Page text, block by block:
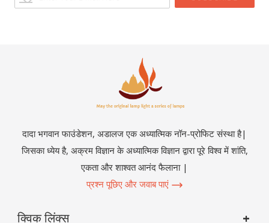
दादा भगवान फाउंडेशन, अडालज एक अध्यात्मिक नॉन-प्रोफिट संस्था है|
जिसका ध्येय है, अक्रम विज्ञान के अध्यात्मिक विज्ञान द्वारा पूरे विश्व में शांति,
एकता और शाश्वत आनंद फैलाना |
प्रश्न पूछिए और जवाब पाएं
क्विक लिंक्स